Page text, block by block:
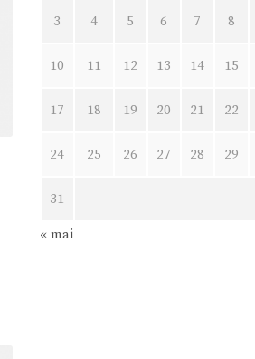
3 4 5 6 7 8
10 11 12 13 14 15
17 18 19 20 21 22
24 25 26 27 28 29
31
« mai